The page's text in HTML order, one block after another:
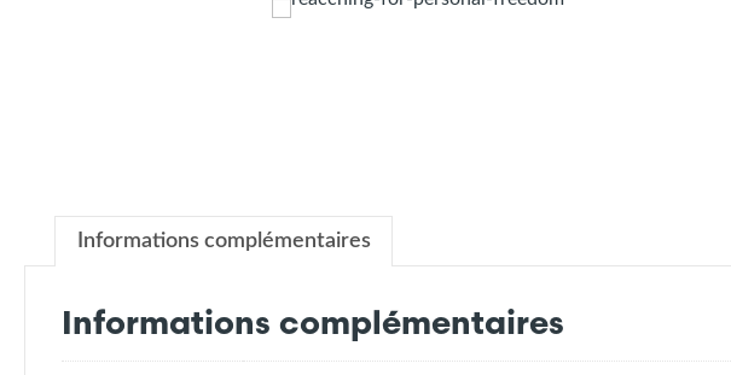
Informations complémentaires
Informations complémentaires